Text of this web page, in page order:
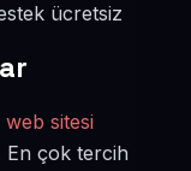
ücretsiz
web sitesi
En çok tercih